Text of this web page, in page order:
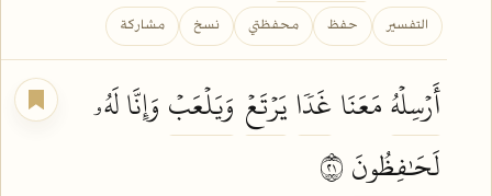
التفسير حفظ محفظتي نسخ مشاركة
أَرۡسِلۡهُمَعَنَاغَدٗايَرۡتَعۡ وَيَلۡعَبۡ وَإِنَّا لَهُۥ
لَحَٰفِظُونَ